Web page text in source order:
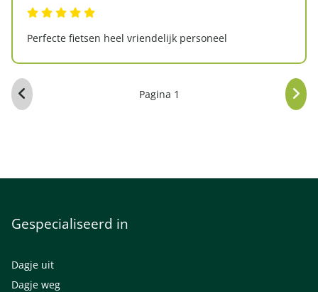
Perfecte fietsen heel vriendelijk personeel
Pagina 1
Gespecialiseerd in
Dagje uit
Dagje weg